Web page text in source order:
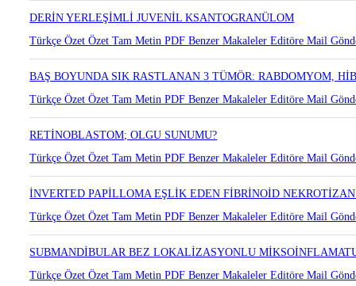
Türkçe ÖzetÖzetTam MetinPDFBenzer MakalelerEditöre Mail
DERİN YERLEŞİMLİ JUVENİL KSANTOGRANÜLOM
Türkçe ÖzetÖzetTam MetinPDFBenzer MakalelerEditöre Mail
BAŞ BOYUNDA SIK RASTLANAN 3 TÜMÖR: RABDOMYOM,
Türkçe ÖzetÖzetTam MetinPDFBenzer Makaleler
RETİNOBLASTOM; OLGU SUNUMU?
Türkçe ÖzetÖzetTam MetinPDFBenzer MakalelerEditöre Mail
İNVERTED PAPİLLOMA EŞLİK EDEN FİBRİNOİD
Türkçe ÖzetÖzetTam MetinPDFBenzer MakalelerEditöre Mail